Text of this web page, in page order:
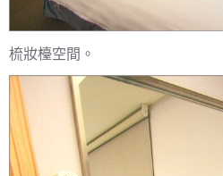
梳妝檯空間。